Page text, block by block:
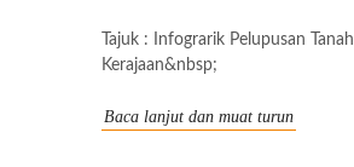
Tajuk : Infograrik Pelupusan Tanah
Kerajaan&nbsp;
Baca lanjut dan muat turun